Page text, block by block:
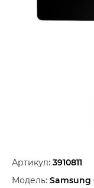
Артикул: 3910811
Модель: Samsung